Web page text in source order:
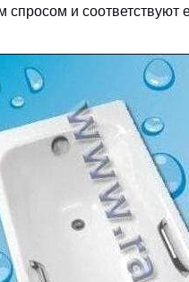
спросом и соответствуют